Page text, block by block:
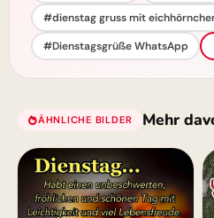
#dienstag gruss mit
#Dienstagsgrüße WhatsApp
ÄHNLICHE BILDER Mehr